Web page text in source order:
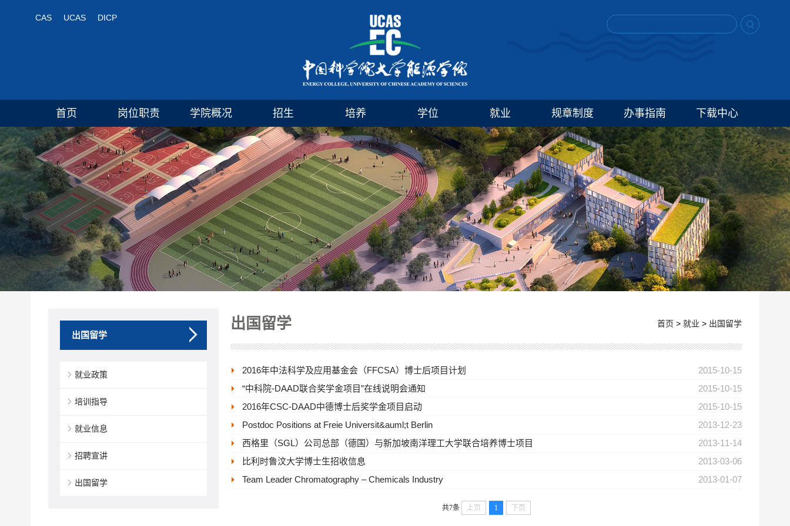
CAS UCAS DICP
首页 岗位职责 学院概况 招生 培养 学位 就业 规章制度 办事指南 下载中心
出国留学
就业政策
培训指导
就业信息
招聘宣讲
出国留学
出国留学 首页 > 就业 > 出国留学
2016年中法科学及应用基金会（FFCSA）博士后项目计划
2015-10-15
“中科院-DAAD联合奖学金项目”在线说明会通知
2015-10-15
2016年CSC-DAAD中德博士后奖学金项目启动
2015-10-15
Postdoc Positions at Freie Universit&auml;t Berlin
2013-12-23
西格里（SGL）公司总部（德国）与新加坡南洋理工大学联合培养博士项目
2013-11-14
比利时鲁汶大学博士生招收信息
2013-03-06
Team Leader Chromatography – Chemicals Industry
2013-01-07
共7条 上页 1 下页